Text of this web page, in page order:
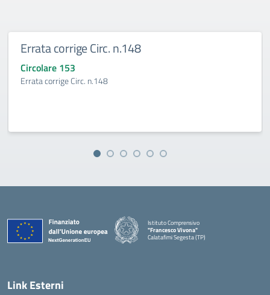
Errata corrige Circ. n.148
Circolare 153
Errata corrige Circ. n.148
Istituto Comprensivo
"Francesco Vivona"
Calatafimi Segesta (TP)
— Visita la pagina iniziale della scuola
Link Esterni